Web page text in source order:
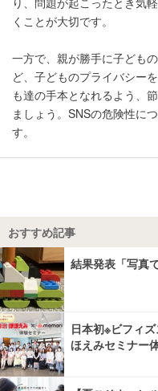
くことが大切です。
一方で、親が勝手に子ども
ど、子どものプライバシー
も達の手本となれるよう、
ましょう。SNSの危険性に
す。
おすすめ記事
結果発表「写真
日本初※ビフィ
ほえみセミナー